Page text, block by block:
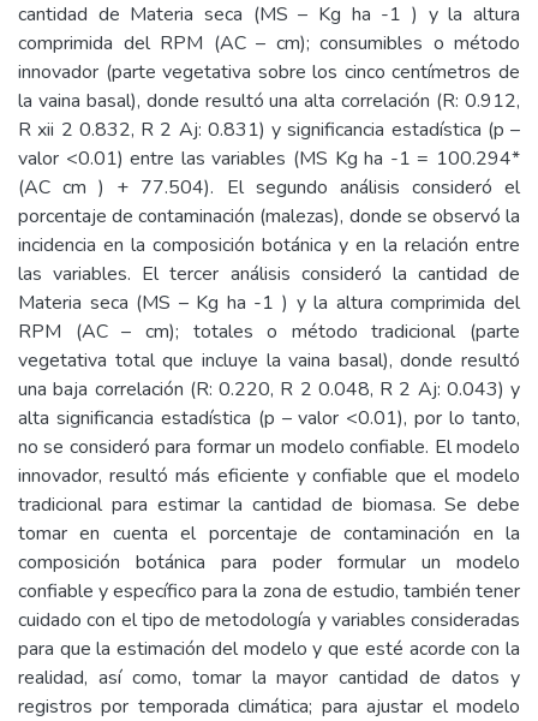
cantidad de Materia seca (MS – Kg ha -1 ) y la altura
comprimida del RPM (AC – cm); consumibles o método
innovador (parte vegetativa sobre los cinco centímetros de
la vaina basal), donde resultó una alta correlación (R: 0.912,
R xii 2 0.832, R 2 Aj: 0.831) y significancia estadística (p –
valor <0.01) entre las variables (MS Kg ha -1 = 100.294*
(AC cm ) + 77.504). El segundo análisis consideró el
porcentaje de contaminación (malezas), donde se observó la
incidencia en la composición botánica y en la relación entre
las variables. El tercer análisis consideró la cantidad de
Materia seca (MS – Kg ha -1 ) y la altura comprimida del
RPM (AC – cm); totales o método tradicional (parte
vegetativa total que incluye la vaina basal), donde resultó
una baja correlación (R: 0.220, R 2 0.048, R 2 Aj: 0.043) y
alta significancia estadística (p – valor <0.01), por lo tanto,
no se consideró para formar un modelo confiable. El modelo
innovador, resultó más eficiente y confiable que el modelo
tradicional para estimar la cantidad de biomasa. Se debe
tomar en cuenta el porcentaje de contaminación en la
composición botánica para poder formular un modelo
confiable y específico para la zona de estudio, también tener
cuidado con el tipo de metodología y variables consideradas
para que la estimación del modelo y que esté acorde con la
realidad, así como, tomar la mayor cantidad de datos y
registros por temporada climática; para ajustar el modelo